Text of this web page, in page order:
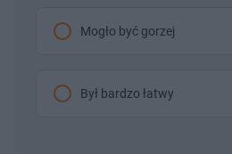
Mogło być gorzej
Był bardzo łatwy